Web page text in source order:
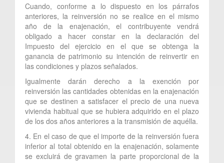
Cuando, conforme a lo dispuesto en los párrafos
anteriores, la reinversión no se realice en el mismo
año de la enajenación, el contribuyente vendrá
obligado a hacer constar en la declaración del
Impuesto del ejercicio en el que se obtenga la
ganancia de patrimonio su intención de reinvertir en
las condiciones y plazos señalados.
Igualmente darán derecho a la exención por
reinversión las cantidades obtenidas en la enajenación
que se destinen a satisfacer el precio de una nueva
vivienda habitual que se hubiera adquirido en el plazo
de los dos años anteriores a la transmisión de aquélla.
4. En el caso de que el importe de la reinversión fuera
inferior al total obtenido en la enajenación, solamente
se excluirá de gravamen la parte proporcional de la